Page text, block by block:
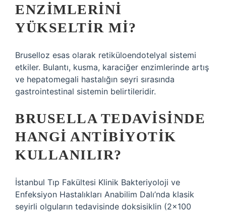
ENZIMLERINI
YÜKSELTIR MI?
Bruselloz esas olarak retiküloendotelyal sistemi
etkiler. Bulantı, kusma, karaciğer enzimlerinde artış
ve hepatomegali hastalığın seyri sırasında
gastrointestinal sistemin belirtileridir.
BRUSELLA TEDAVISINDE
HANGI ANTIBIYOTIK
KULLANILIR?
İstanbul Tıp Fakültesi Klinik Bakteriyoloji ve
Enfeksiyon Hastalıkları Anabilim Dalı’nda klasik
seyirli olguların tedavisinde doksisiklin (2×100